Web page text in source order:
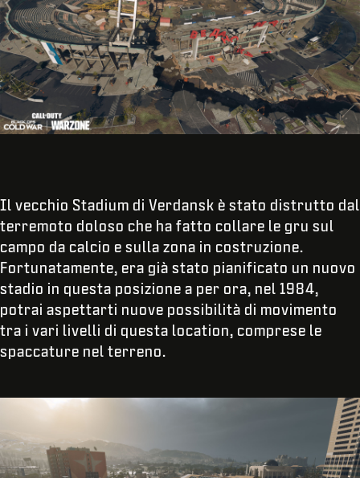
Il vecchio Stadium di Verdansk è stato distrutto dal
terremoto doloso che ha fatto collare le gru sul
campo da calcio e sulla zona in costruzione.
Fortunatamente, era già stato pianificato un nuovo
stadio in questa posizione a per ora, nel 1984,
potrai aspettarti nuove possibilità di movimento
tra i vari livelli di questa location, comprese le
spaccature nel terreno.